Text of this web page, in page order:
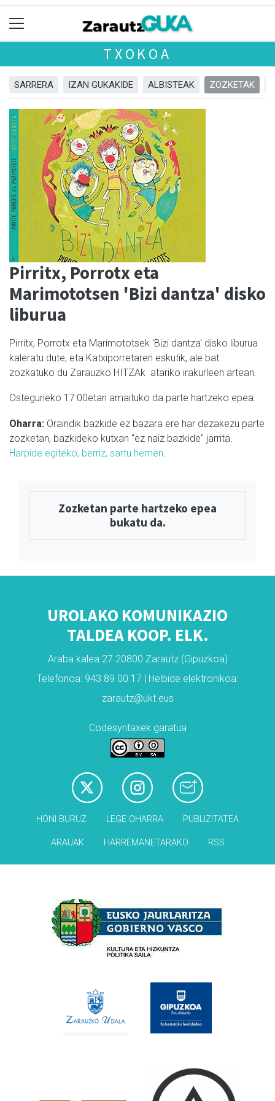
TXOKOA
SARRERA IZAN GUKAKIDE ALBISTEAK ZOZKETAK
Pirritx, Porrotx eta
Marimototsen 'Bizi dantza' disko
liburua
Pirritx, Porrotx eta Marimototsek 'Bizi dantza' disko liburua
kaleratu dute, eta Katxiporretaren eskutik, ale bat
zozkatuko du Zarauzko HITZAk atariko irakurleen artean.
Osteguneko 17:00etan amaituko da parte hartzeko epea.
Oharra: Oraindik bazkide ez bazara ere har dezakezu parte
zozketan, bazkideko kutxan "ez naiz bazkide" jarrita.
Harpide egiteko, berriz, sartu hemen
Zozketan parte hartzeko epea
bukatu da.
UROLAKO KOMUNIKAZIO
TALDEA KOOP. ELK.
Araba kalea 27 20800 Zarautz (Gipuzkoa)
Telefonoa: 943 89 00 17 | Helbide elektronikoa:
zarautz@ukt.eus
Codesyntaxek garatua
HONI BURUZ LEGE OHARRA PUBLIZITATEA
ARAUAK HARREMANETARAKO RSS